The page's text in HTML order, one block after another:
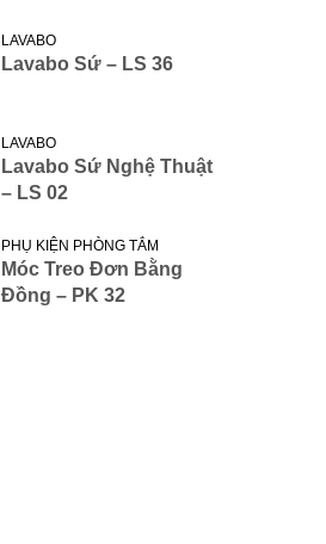
LAVABO
Lavabo Sứ – LS 36
LAVABO
Lavabo Sứ Nghệ Thuật
– LS 02
PHỤ KIỆN PHÒNG TẮM
Móc Treo Đơn Bằng
Đồng – PK 32